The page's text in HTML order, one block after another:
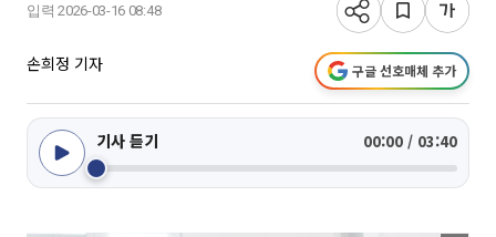
입력 2026-03-16 08:48
손희정 기자 구글 선호매체 추가
기사 듣기 00:00 / 03:40